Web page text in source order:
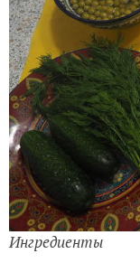
Ингредиенты